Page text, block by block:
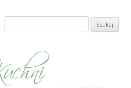
Szukaj: